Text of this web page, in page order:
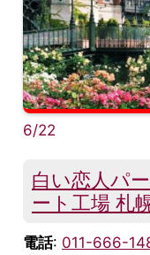
6/22
白い恋人パ
ート工場 札
電話: 011-666-